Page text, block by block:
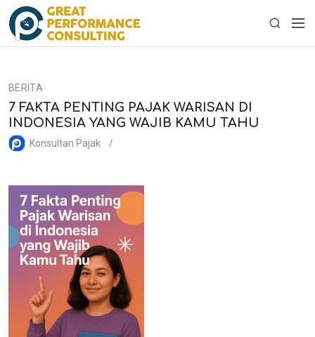
S
M
BERITA
7 FAKTA PENTING PAJAK WARISAN DI
INDONESIA YANG WAJIB KAMU TAHU
Konsultan Pajak